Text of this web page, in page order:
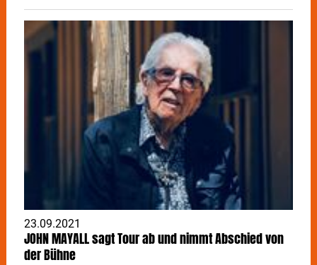
Einlasszeiten vor Ort zu verringern empfehlen wir einen
digitalen Impfnachweis (CovPass oder Corona Warn App).
Zudem bitten wir um frühzeitige Anreise sowie das Mitbringen
eines Lichtbildausweises!
23.09.2021
JOHN MAYALL sagt Tour ab und nimmt Abschied von
der Bühne